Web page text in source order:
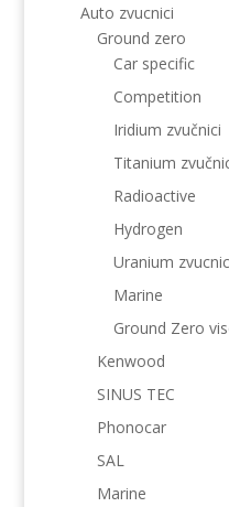
Auto zvucnici
Ground zero
Car specific
Competition
Iridium zvučnici
Titanium
Radioactive
Hydrogen
Uranium
Marine
Ground Zero
Kenwood
SINUS TEC
Phonocar
SAL
Marine